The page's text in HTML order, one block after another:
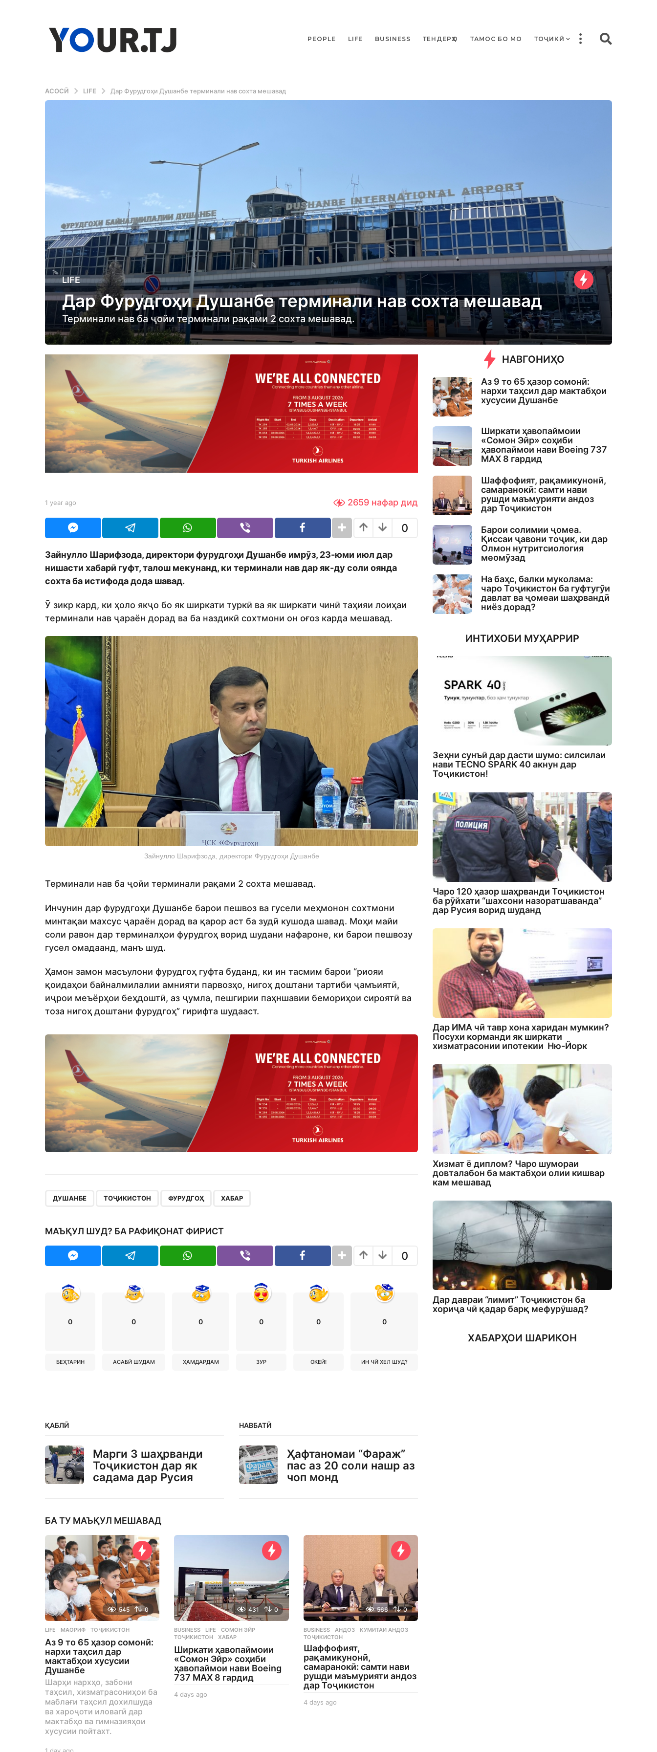
PEOPLE LIFE BUSINESS ТЕНДЕРҲО ТАМОС БО МО ТОҶИКӢ
АСОСӢ LIFE Дар Фурудгоҳи Душанбе терминали нав сохта мешавад
1
y
e
a
r
a
g
o
y
e
a
r
a
g
o
LIFE
Дар Фурудгоҳи Душанбе терминали нав сохта мешавад
Терминали нав ба ҷойи терминали рақами 2 сохта мешавад.
b
S
o
d
m
o
1 year ago
a
r
g
o
2659 нафар дид
0
Зайнулло Шарифзода, директори фурудгоҳи Душанбе имрӯз, 23-юми июл дар
нишасти хабарӣ гуфт, талош мекунанд, ки терминали нав дар як-ду соли оянда
сохта ба истифода дода шавад.
Ӯ зикр кард, ки ҳоло якҷо бо як ширкати туркӣ ва як ширкати чинӣ таҳияи лоиҳаи
терминали нав ҷараён дорад ва ба наздикӣ сохтмони он оғоз карда мешавад.
Зайнулло Шарифзода, директори Фурудгоҳи Душанбе
Терминали нав ба ҷойи терминали рақами 2 сохта мешавад.
Инчунин дар фурудгоҳи Душанбе барои пешвоз ва гусели меҳмонон сохтмони
минтақаи махсус ҷараён дорад ва қарор аст ба зудӣ кушода шавад. Моҳи майи
соли равон дар терминалҳои фурудгоҳ ворид шудани нафароне, ки барои пешвозу
гусел омадаанд, манъ шуд.
Ҳамон замон масъулони фурудгоҳ гуфта буданд, ки ин тасмим барои “риояи
қоидаҳои байналмилалии амнияти парвозҳо, нигоҳ доштани тартиби ҷамъиятӣ,
иҷрои меъёрҳои беҳдоштӣ, аз ҷумла, пешгирии паҳншавии бемориҳои сироятӣ ва
тоза нигоҳ доштани фурудгоҳ” гирифта шудааст.
ДУШАНБЕ ТОҶИКИСТОН ФУРУДГОҲ ХАБАР
МАЪҚУЛ ШУД? БА РАФИҚОНАТ ФИРИСТ
0
0
БЕҲТАРИН
0
АСАБӢ ШУДАМ
0
ҲАМДАРДАМ
0
ЗУР
0
ОКЕЙ!
0
ИН ЧӢ ХЕЛ ШУД?
ҚАБЛӢ
Марги 3 шаҳрванди
Тоҷикистон дар як
садама дар Русия
НАВБАТӢ
Ҳафтаномаи “Фараж”
пас аз 20 соли нашр аз
чоп монд
БА ТУ МАЪҚУЛ МЕШАВАД
545 0
LIFE МАОРИФ ,ТОҶИКИСТОН
Аз 9 то 65 ҳазор сомонӣ:
нархи таҳсил дар
мактабҳои хусусии
Душанбе
Шарҳи нархҳо, забони
таҳсил, хизматрасониҳои ба
маблағи таҳсил дохилшуда
ва хароҷоти иловагӣ дар
мактабҳо ва гимназияҳои
хусусии пойтахт.
431 0
BUSINESS ,LIFE СОМОН ЭЙР
ТОҶИКИСТОН
,ХАБАР
Ширкати ҳавопаймоии
«Сомон Эйр» соҳиби
ҳавопаймои нави Boeing
737 MAX 8 гардид
4 days ago
566 0
BUSINESS АНДОЗ ,КУМИТАИ АНДОЗ
ТОҶИКИСТОН
Шаффофият,
рақамикунонӣ,
самаранокӣ: самти нави
рушди маъмурияти андоз
дар Тоҷикистон
4 days ago
НАВГОНИҲО
Аз 9 то 65 ҳазор сомонӣ:
нархи таҳсил дар мактабҳои
хусусии Душанбе
Ширкати ҳавопаймоии
«Сомон Эйр» соҳиби
ҳавопаймои нави Boeing 737
MAX 8 гардид
Шаффофият, рақамикунонӣ,
самаранокӣ: самти нави
рушди маъмурияти андоз
дар Тоҷикистон
Барои солимии ҷомеа.
Қиссаи ҷавони тоҷик, ки дар
Олмон нутритсиология
меомӯзад
На баҳс, балки муколама:
чаро Тоҷикистон ба гуфтугӯи
давлат ва ҷомеаи шаҳрвандӣ
ниёз дорад?
ИНТИХОБИ МУҲАРРИР
Зеҳни сунъӣ дар дасти шумо: силсилаи
нави TECNO SPARK 40 акнун дар
Тоҷикистон!
Чаро 120 ҳазор шаҳрванди Тоҷикистон
ба рӯйхати “шахсони назоратшаванда”
дар Русия ворид шуданд
Дар ИМА чӣ тавр хона харидан мумкин?
Посухи корманди як ширкати
хизматрасонии ипотекии Ню-Йорк
Хизмат ё диплом? Чаро шумораи
довталабон ба мактабҳои олии кишвар
кам мешавад
Дар давраи “лимит” Тоҷикистон ба
хориҷа чӣ қадар барқ мефурӯшад?
ХАБАРҲОИ ШАРИКОН